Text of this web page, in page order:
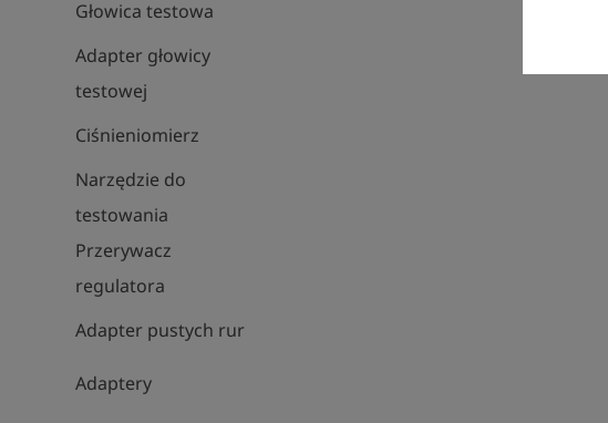
Głowica testowa
Adapter głowicy
testowej
Ciśnieniomierz
Narzędzie do
testowania
Przerywacz
regulatora
Adapter pustych rur
Adaptery